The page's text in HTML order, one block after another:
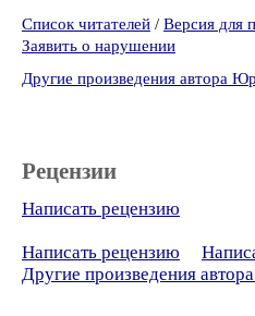
Список читателей / Версия для
Заявить о нарушении
Другие произведения автора
Рецензии
Написать рецензию
Написать рецензию
Другие произведения